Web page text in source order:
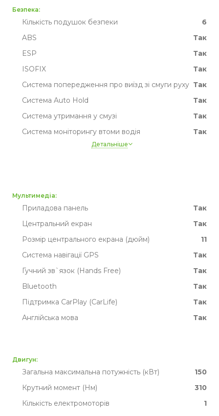
Пробіг
Безпека:
Кількість подушок безпеки
6
ABS
Так
ESP
Так
ISOFIX
Так
Система попередження про виїзд зі смуги руху Так
Система Auto Hold
Так
Система утримання у смузі
Так
Система моніторингу втоми водія
Так
Система розпізнавання дорожніх знаків
Детальніше
Мультимедіа:
Приладова панель
Так
Центральний екран
Так
Розмір центрального екрана (дюйм)
11
Система навігації GPS
Так
Гучний зв`язок (Hands Free)
Так
Bluetooth
Так
Підтримка CarPlay (CarLife)
Так
Англійська мова
Так
Двигун:
Загальна максимальна потужність (кВт)
150
Крутний момент (Нм)
310
Кількість електромоторів
1